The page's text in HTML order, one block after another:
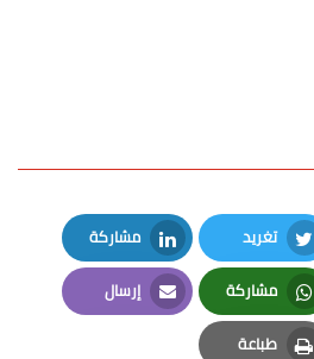
تغريد
Twitter
مشاركة
LinkedIn
مشاركة
Whatsapp
إرسال
Email
طباعة